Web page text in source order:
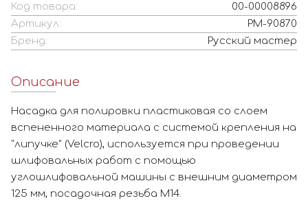
Код товара:
00-00008896
Артикул:
РМ-90870
Бренд:
Русский мастер
Описание
Насадка для полировки пластиковая со слоем
вспененного материала с системой крепления на
"липучке" (Velcro), используется при проведении
шлифовальных работ с помощью
углошлифовальной машины с внешним диаметром
125 мм, посадочная резьба М14.